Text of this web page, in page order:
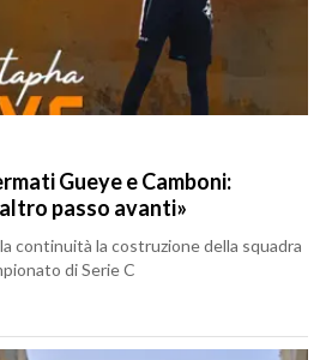
Gueye e Camboni:
passo avanti»
continuità la costruzione della squadra
di Serie C